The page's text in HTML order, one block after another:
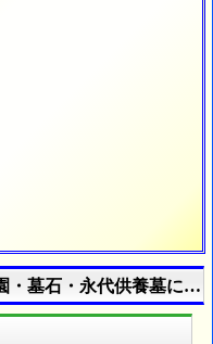
・墓石・永代供養墓に